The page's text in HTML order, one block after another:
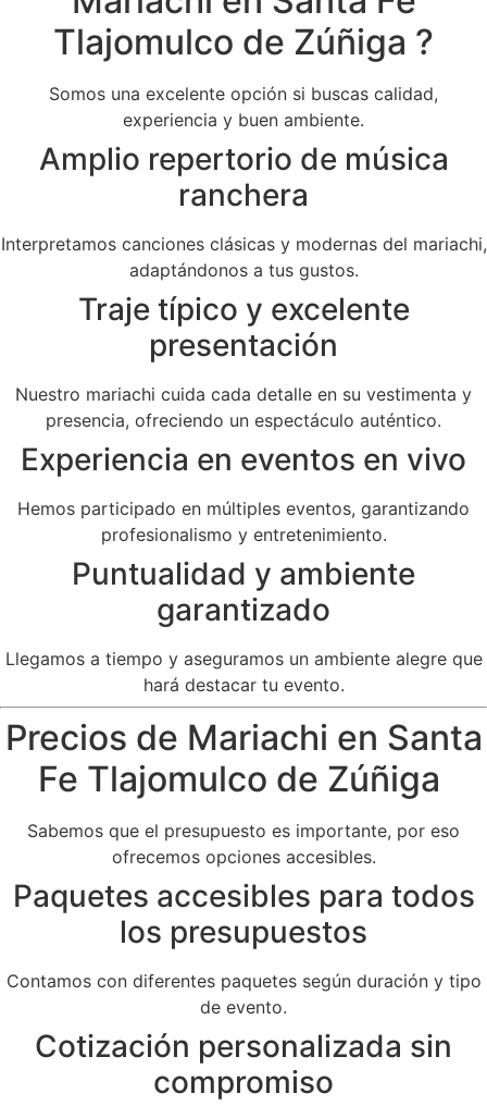
Tlajomulco de Zúñiga ?
Somos una excelente opción si buscas calidad,
experiencia y buen ambiente.
Amplio repertorio de música
ranchera
Interpretamos canciones clásicas y modernas del mariachi,
adaptándonos a tus gustos.
Traje típico y excelente
presentación
Nuestro mariachi cuida cada detalle en su vestimenta y
presencia, ofreciendo un espectáculo auténtico.
Experiencia en eventos en vivo
Hemos participado en múltiples eventos, garantizando
profesionalismo y entretenimiento.
Puntualidad y ambiente
garantizado
Llegamos a tiempo y aseguramos un ambiente alegre que
hará destacar tu evento.
Precios de Mariachi en Santa
Fe Tlajomulco de Zúñiga
Sabemos que el presupuesto es importante, por eso
ofrecemos opciones accesibles.
Paquetes accesibles para todos
los presupuestos
Contamos con diferentes paquetes según duración y tipo
de evento.
Cotización personalizada sin
compromiso